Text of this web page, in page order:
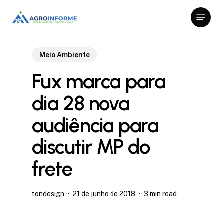
Menu
Meio Ambiente
Fux marca para
dia 28 nova
audiência para
discutir MP do
frete
tondesign 21 de junho de 2018 3 min read